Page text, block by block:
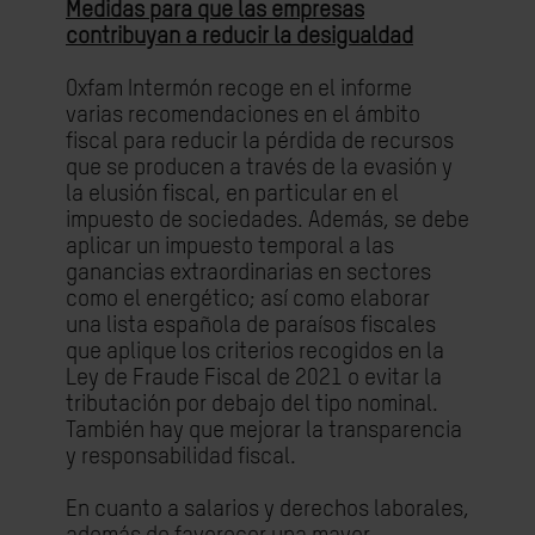
Medidas para que las empresas
contribuyan a reducir la desigualdad
Oxfam Intermón recoge en el informe
varias recomendaciones en el ámbito
fiscal para reducir la pérdida de recursos
que se producen a través de la evasión y
la elusión fiscal, en particular en el
impuesto de sociedades. Además, se debe
aplicar un impuesto temporal a las
ganancias extraordinarias en sectores
como el energético; así como elaborar
una lista española de paraísos fiscales
que aplique los criterios recogidos en la
Ley de Fraude Fiscal de 2021 o evitar la
tributación por debajo del tipo nominal.
También hay que mejorar la transparencia
y responsabilidad fiscal.
En cuanto a salarios y derechos laborales,